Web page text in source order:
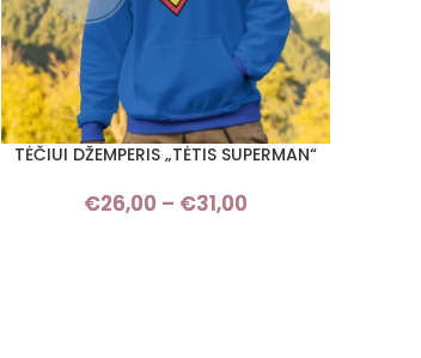
PASIRINKTI SAVYBES
TĖČIUI DŽEMPERIS „TĖTIS SUPERMAN“
€26,00 – €31,00